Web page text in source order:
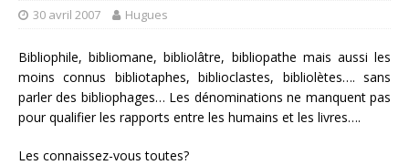
30 avril 2007 Hugues
Bibliophile, bibliomane, bibliolâtre, bibliopathe mais aussi les
moins connus bibliotaphes, biblioclastes, bibliolètes…. sans
parler des bibliophages… Les dénominations ne manquent pas
pour qualifier les rapports entre les humains et les livres….
Les connaissez-vous toutes?